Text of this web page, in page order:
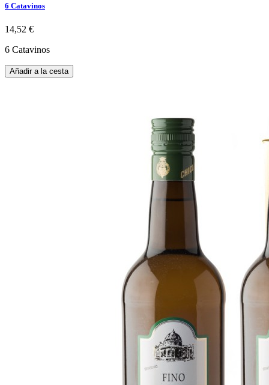
6 Catavinos
14,52 €
6 Catavinos
Añadir a la cesta